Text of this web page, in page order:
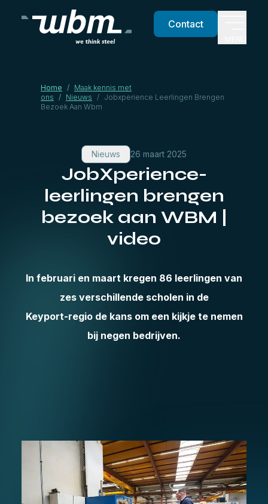
Contact
Home / Maak kennis met
ons / Nieuws / Jobxperience Leerlingen Brengen
Bezoek Aan Wbm
Nieuws 26 maart 2025
JobXperience-
leerlingen brengen
bezoek aan WBM |
video
In februari en maart kregen 86 leerlingen van
zes verschillende scholen in de
Keyport-regio de kans om een kijkje te nemen
bij negen bedrijven.